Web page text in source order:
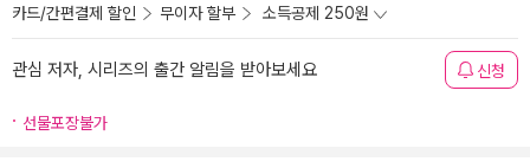
카드/간편결제 할인 무이자 할부 소득공제 250원
관심 저자, 시리즈의 출간 알림을 받아보세요 신청
선물포장불가